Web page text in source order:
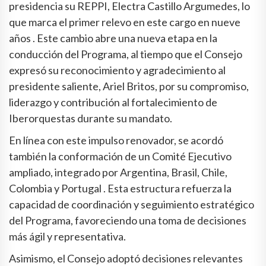
presidencia su REPPI, Electra Castillo Argumedes, lo
que marca el primer relevo en este cargo en nueve
años . Este cambio abre una nueva etapa en la
conducción del Programa, al tiempo que el Consejo
expresó su reconocimiento y agradecimiento al
presidente saliente, Ariel Britos, por su compromiso,
liderazgo y contribución al fortalecimiento de
Iberorquestas durante su mandato.
En línea con este impulso renovador, se acordó
también la conformación de un Comité Ejecutivo
ampliado, integrado por Argentina, Brasil, Chile,
Colombia y Portugal . Esta estructura refuerza la
capacidad de coordinación y seguimiento estratégico
del Programa, favoreciendo una toma de decisiones
más ágil y representativa.
Asimismo, el Consejo adoptó decisiones relevantes